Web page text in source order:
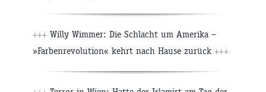
+++ Willy Wimmer: Die Schlacht um Amerika –
»Farbenrevolution« kehrt nach Hause zurück +++